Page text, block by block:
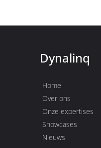
Dynalinq
Home
Over ons
Onze expertises
Showcases
Nieuws